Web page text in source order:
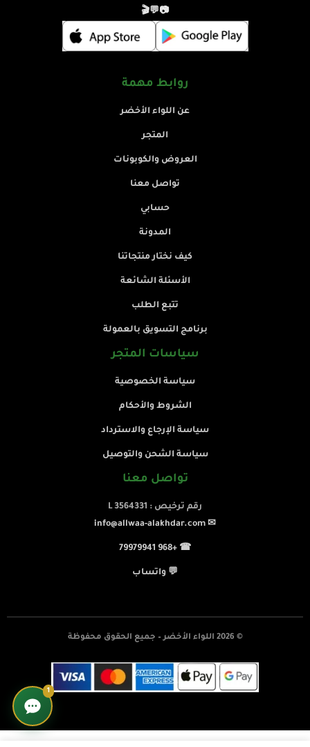
📷
💬
🎬
روابط مهمة
عن اللواء الأخضر
المتجر
العروض والكوبونات
تواصل معنا
حسابي
المدونة
كيف نختار منتجاتنا
الأسئلة الشائعة
تتبع الطلب
برنامج التسويق بالعمولة
سياسات المتجر
سياسة الخصوصية
الشروط والأحكام
سياسة الإرجاع والاسترداد
سياسة الشحن والتوصيل
تواصل معنا
رقم ترخيص : L 3564331
✉ info@allwaa-alakhdar.com
☎ +968 79979941
💬 واتساب
© 2026 اللواء الأخضر – جميع الحقوق محفوظة
1